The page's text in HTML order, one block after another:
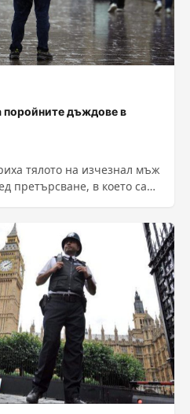
поройните дъждове в
тялото на изчезнал мъж
претърсване, в което са